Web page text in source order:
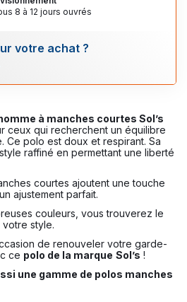
à manches courtes Sol’s
ceux qui recherchent un équilibre
Ce polo est doux et respirant. Sa
raffiné en permettant une liberté
courtes ajoutent une touche
ajustement parfait.
couleurs, vous trouverez le
style.
de renouveler votre garde-
ce polo de la marque Sol’s !
une gamme de polos manches
8 à 12 jours ouvrés
votre achat ?